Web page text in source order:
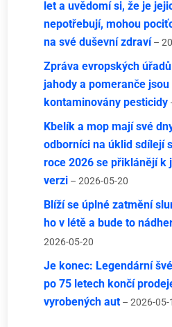
let a uvědomí si, že je
nepotřebují, mohou
na své duševní zdraví –
Zpráva evropských
jahody a pomeranče
kontaminovány pesticidy
Kbelík a mop mají své
odborníci na úklid sdílejí
roce 2026 se přiklánějí k
verzi – 2026-05-20
Blíží se úplné zatmění
ho v létě a bude to
2026-05-20
Je konec: Legendární
po 75 letech končí
vyrobených aut – 2026-05-